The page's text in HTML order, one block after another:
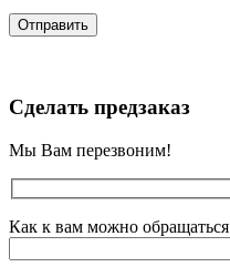
Сделать предзаказ
Мы Вам перезвоним!
Как к вам можно обращаться